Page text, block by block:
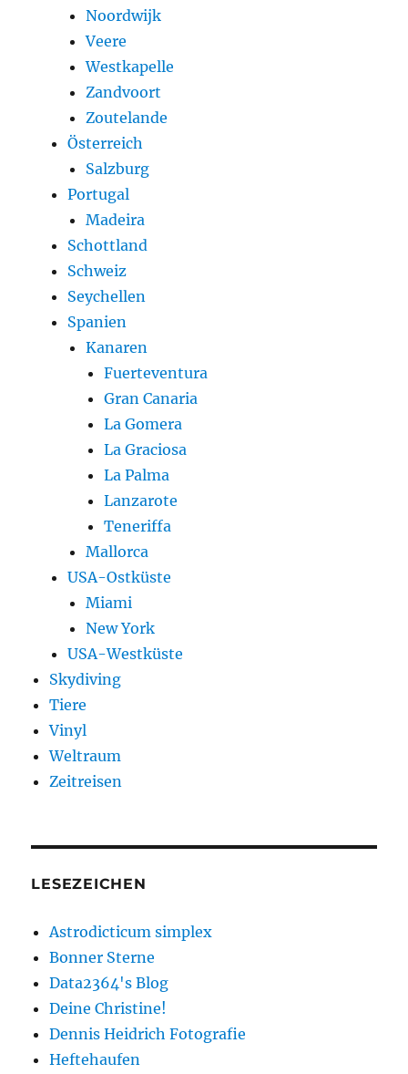
Noordwijk
Veere
Westkapelle
Zandvoort
Zoutelande
Österreich
Salzburg
Portugal
Madeira
Schottland
Schweiz
Seychellen
Spanien
Kanaren
Fuerteventura
Gran Canaria
La Gomera
La Graciosa
La Palma
Lanzarote
Teneriffa
Mallorca
USA-Ostküste
Miami
New York
USA-Westküste
Skydiving
Tiere
Vinyl
Weltraum
Zeitreisen
LESEZEICHEN
Astrodicticum simplex
Bonner Sterne
Data2364's Blog
Deine Christine!
Dennis Heidrich Fotografie
Heftehaufen